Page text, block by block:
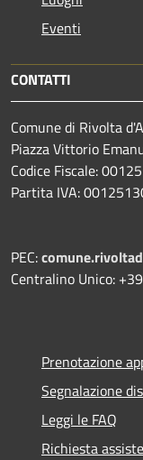
Eventi
CONTATTI
Comune di Rivolta
Piazza Vittorio
Codice Fiscale:
Partita IVA:
PEC:
Centralino Unico:
Prenotazione
Segnalazione
Leggi le FAQ
Richiesta